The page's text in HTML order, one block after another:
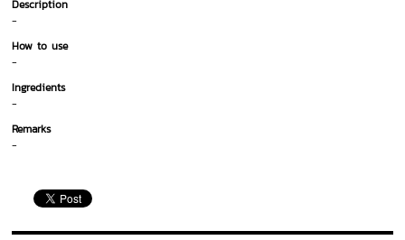
Description
-
How to use
-
Ingredients
-
Remarks
-